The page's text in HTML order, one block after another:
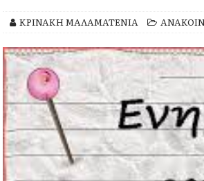
ΚΡΙΝΑΚΗ ΜΑΛΑΜΑΤΕΝΙΑ